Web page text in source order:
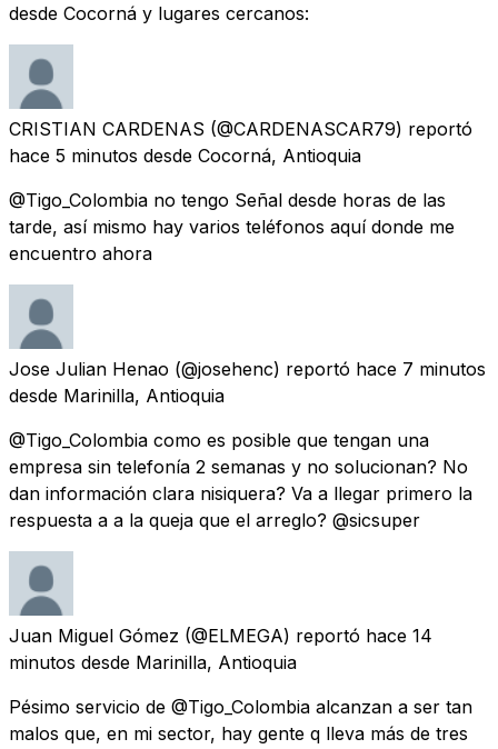
desde Cocorná y lugares cercanos:
CRISTIAN CARDENAS (@CARDENASCAR79) reportó
hace 5 minutos desde Cocorná, Antioquia
@Tigo_Colombia no tengo Señal desde horas de las
tarde, así mismo hay varios teléfonos aquí donde me
encuentro ahora
Jose Julian Henao (@josehenc) reportó hace 7 minutos
desde Marinilla, Antioquia
@Tigo_Colombia como es posible que tengan una
empresa sin telefonía 2 semanas y no solucionan? No
dan información clara nisiquera? Va a llegar primero la
respuesta a a la queja que el arreglo? @sicsuper
Juan Miguel Gómez (@ELMEGA) reportó hace 14
minutos desde Marinilla, Antioquia
Pésimo servicio de @Tigo_Colombia alcanzan a ser tan
malos que, en mi sector, hay gente q lleva más de tres